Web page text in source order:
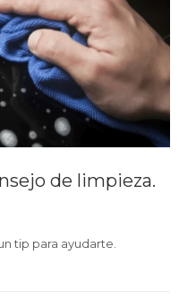
de limpieza.
tip para ayudarte.